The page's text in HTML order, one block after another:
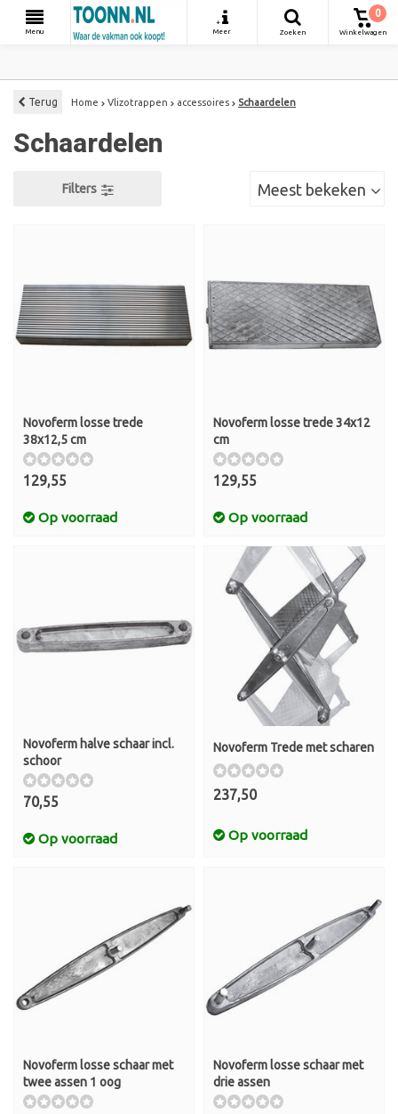
Menu
+
Meer
Zoeken
0
Winkelwagen
Terug Home Vlizotrappen accessoires Schaardelen
Schaardelen
Filters Meest bekeken
Novoferm losse trede
38x12,5 cm
129,55
Op voorraad
Novoferm losse trede 34x12
cm
129,55
Op voorraad
Novoferm halve schaar incl.
schoor
70,55
Op voorraad
Novoferm Trede met scharen
237,50
Op voorraad
Novoferm losse schaar met
twee assen 1 oog
Novoferm losse schaar met
drie assen